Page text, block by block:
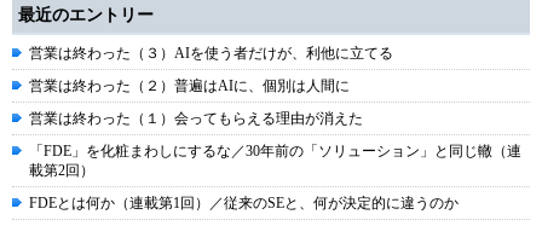
最近のエントリー
営業は終わった（３）AIを使う者だけが、利他に立てる
営業は終わった（２）普遍はAIに、個別は人間に
営業は終わった（１）会ってもらえる理由が消えた
「FDE」を化粧まわしにするな／30年前の「ソリューション」と同じ轍（連
載第2回）
FDEとは何か（連載第1回）／従来のSEと、何が決定的に違うのか